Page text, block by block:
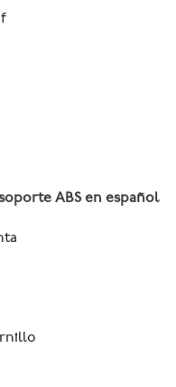
ABS en español